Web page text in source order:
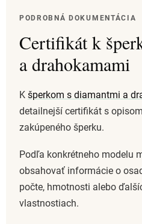
PODROBNÁ DOKUMENTÁCIA
Certifikát k
a drahokamami
K šperkom s diamantmi a
detailnejší certifikát s
zakúpeného šperku.
Podľa konkrétneho modelu
obsahovať informácie o
počte, hmotnosti alebo
vlastnostiach.